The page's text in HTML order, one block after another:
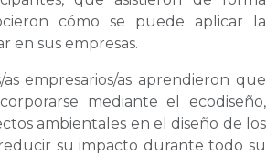
cómo se puede aplicar la
en sus empresas.
empresarios/as aprendieron que
mediante el ecodiseño,
ambientales en el diseño de los
su impacto durante todo su